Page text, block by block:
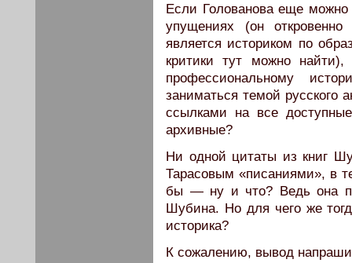
Если Голованова еще можно
упущениях (он
является историком по
критики тут можно
профессиональному
заниматься темой русского
ссылками на все
архивные?
Ни одной цитаты из книг
Тарасовым «писаниями», в
бы — ну и что? Ведь она
Шубина. Но для чего же
историка?
К сожалению, вывод